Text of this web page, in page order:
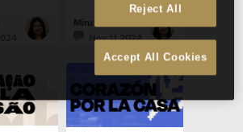
Miru Lucero
Nov 11 2024
Reject All
Accept All Cookies